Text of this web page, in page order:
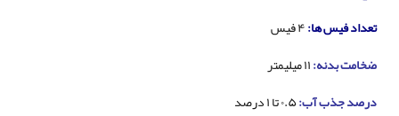
تعداد فیس ها:
ضخامت بدنه:
درصد جذب آب: